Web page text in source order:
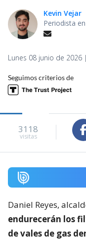
Kevin Vejar
Periodista
Lunes 08 junio de 2026
Seguimos criterios de
3118
visitas
Daniel Reyes,
endurecerán los
de vales de gas